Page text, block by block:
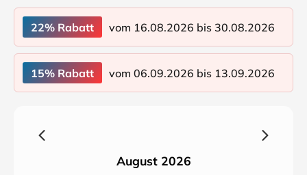
22% Rabatt vom 16.08.2026 bis 30.08.2026
15% Rabatt vom 06.09.2026 bis 13.09.2026
August 2026